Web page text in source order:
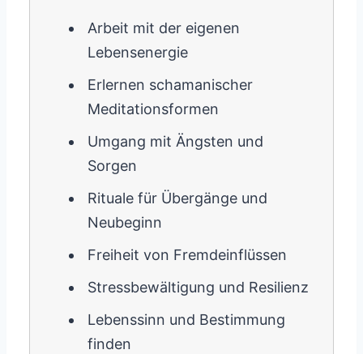
Arbeit mit der eigenen
Lebensenergie
Erlernen schamanischer
Meditationsformen
Umgang mit Ängsten und
Sorgen
Rituale für Übergänge und
Neubeginn
Freiheit von Fremdeinflüssen
Stressbewältigung und Resilienz
Lebenssinn und Bestimmung
finden